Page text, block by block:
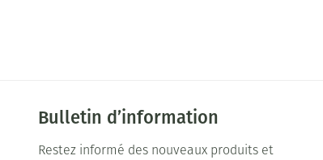
Bulletin d’information
Restez informé des nouveaux produits et